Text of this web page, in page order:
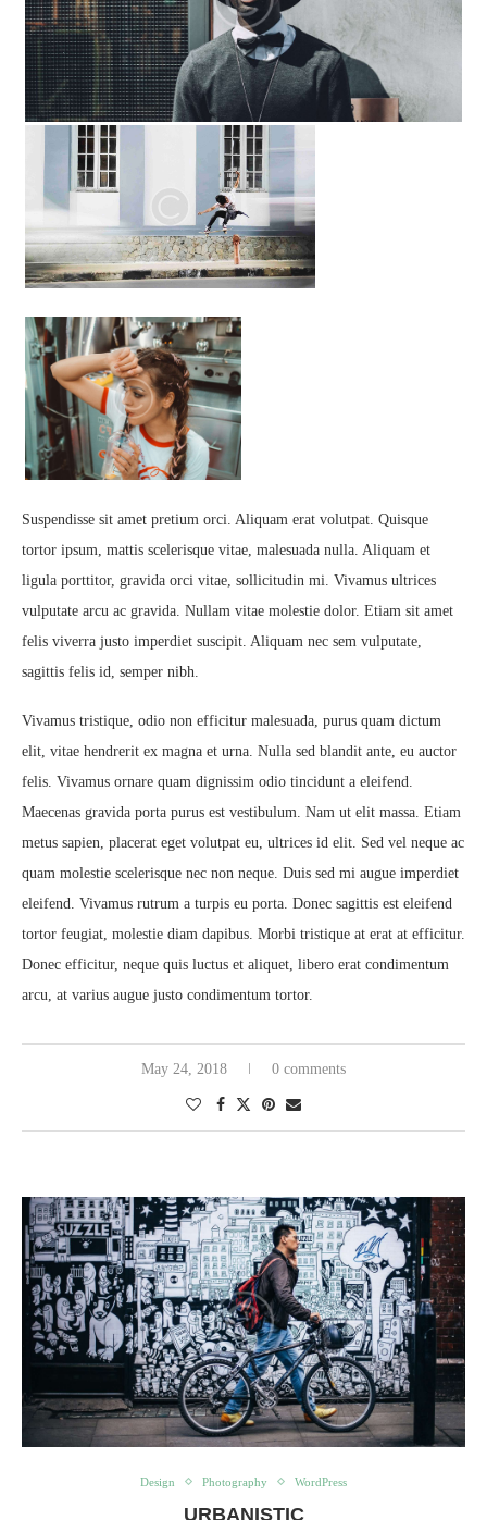
Suspendisse sit amet pretium orci. Aliquam erat volutpat. Quisque
tortor ipsum, mattis scelerisque vitae, malesuada nulla. Aliquam et
ligula porttitor, gravida orci vitae, sollicitudin mi. Vivamus ultrices
vulputate arcu ac gravida. Nullam vitae molestie dolor. Etiam sit amet
felis viverra justo imperdiet suscipit. Aliquam nec sem vulputate,
sagittis felis id, semper nibh.
Vivamus tristique, odio non efficitur malesuada, purus quam dictum
elit, vitae hendrerit ex magna et urna. Nulla sed blandit ante, eu auctor
felis. Vivamus ornare quam dignissim odio tincidunt a eleifend.
Maecenas gravida porta purus est vestibulum. Nam ut elit massa. Etiam
metus sapien, placerat eget volutpat eu, ultrices id elit. Sed vel neque ac
quam molestie scelerisque nec non neque. Duis sed mi augue imperdiet
eleifend. Vivamus rutrum a turpis eu porta. Donec sagittis est eleifend
tortor feugiat, molestie diam dapibus. Morbi tristique at erat at efficitur.
Donec efficitur, neque quis luctus et aliquet, libero erat condimentum
arcu, at varius augue justo condimentum tortor.
May 24, 2018 0 comments
Design Photography WordPress
URBANISTIC